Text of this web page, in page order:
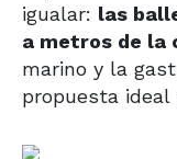
igualar: las
a metros de la
marino y la
propuesta ideal